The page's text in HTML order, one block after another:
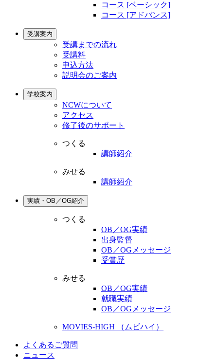
コース [ベーシック]
コース [アドバンス]
受講案内
受講までの流れ
受講料
申込方法
説明会のご案内
学校案内
NCWについて
アクセス
修了後のサポート
つくる
講師紹介
みせる
講師紹介
実績・OB／OG紹介
つくる
OB／OG実績
出身監督
OB／OGメッセージ
受賞歴
みせる
OB／OG実績
就職実績
OB／OGメッセージ
MOVIES-HIGH （ムビハイ）
よくあるご質問
ニュース